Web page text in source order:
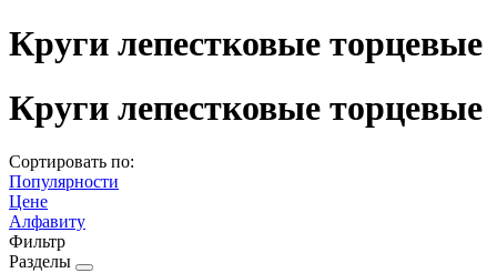
Круги лепестковые торцевые
Круги лепестковые торцевые
Сортировать по:
Популярности
Цене
Алфавиту
Фильтр
Разделы